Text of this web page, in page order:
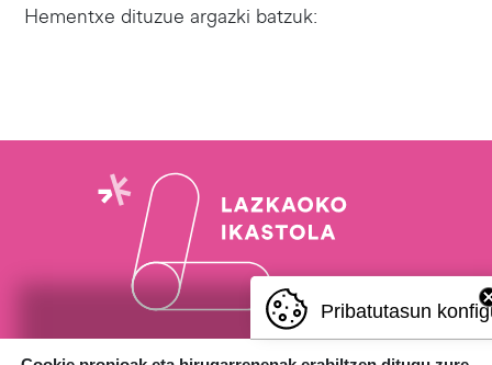
Hementxe dituzue argazki batzuk:
Pribatutasun